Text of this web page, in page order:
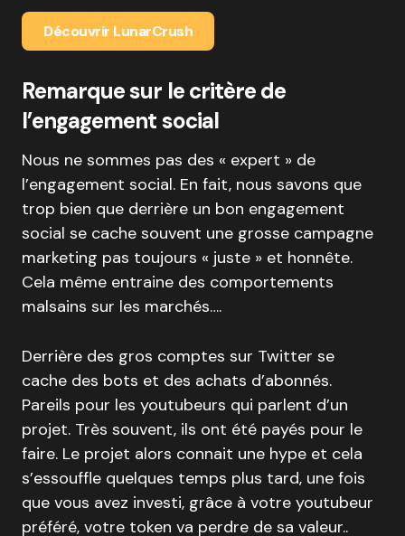
Découvrir LunarCrush
Remarque sur le critère de
l’engagement social
Nous ne sommes pas des « expert » de
l’engagement social. En fait, nous savons que
trop bien que derrière un bon engagement
social se cache souvent une grosse campagne
marketing pas toujours « juste » et honnête.
Cela même entraine des comportements
malsains sur les marchés….
Derrière des gros comptes sur Twitter se
cache des bots et des achats d’abonnés.
Pareils pour les youtubeurs qui parlent d’un
projet. Très souvent, ils ont été payés pour le
faire. Le projet alors connait une hype et cela
s’essouffle quelques temps plus tard, une fois
que vous avez investi, grâce à votre youtubeur
préféré, votre token va perdre de sa valeur..